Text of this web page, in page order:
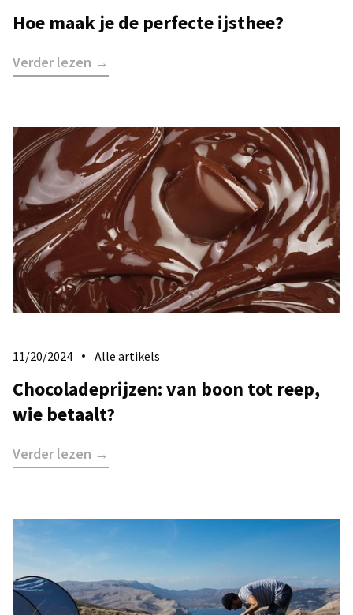
Hoe maak je de perfecte ijsthee?
Verder lezen →
11/20/2024 Alle artikels
Chocoladeprijzen: van boon tot reep,
wie betaalt?
Verder lezen →